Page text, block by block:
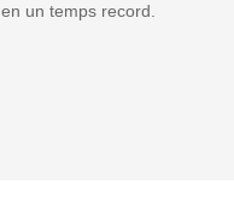
un temps record.